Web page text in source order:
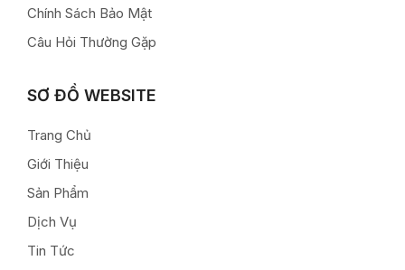
Chính Sách Bảo Mật
Câu Hỏi Thường Gặp
SƠ ĐỒ WEBSITE
Trang Chủ
Giới Thiệu
Sản Phẩm
Dịch Vụ
Tin Tức